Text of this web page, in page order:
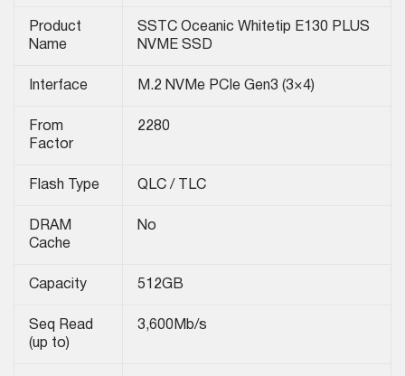
Product
Name
SSTC Oceanic Whitetip E130 PLUS
NVME SSD
Interface M.2 NVMe PCIe Gen3 (3×4)
From
Factor
2280
Flash Type QLC / TLC
DRAM
Cache
No
Capacity 512GB
Seq Read
(up to)
3,600Mb/s